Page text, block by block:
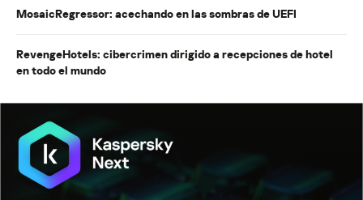
MosaicRegressor: acechando en las sombras de UEFI
RevengeHotels: cibercrimen dirigido a recepciones de hotel
en todo el mundo